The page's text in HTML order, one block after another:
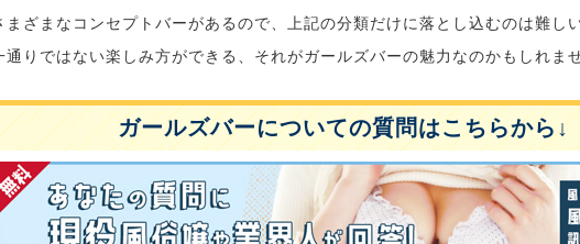
まざまなコンセプトバーがあるので、上記の分類だけに落とし込むのは難し
通りではない楽しみ方ができる、それがガールズバーの魅力なのかもしれま
ガールズバーについての質問はこちらから↓